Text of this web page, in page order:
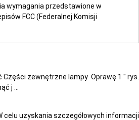
wymagania przedstawione w
FCC (Federalnej Komisji
zewnętrzne lampy Oprawę 1 " rys.
j ...
celu uzyskania szczegółowych informacji